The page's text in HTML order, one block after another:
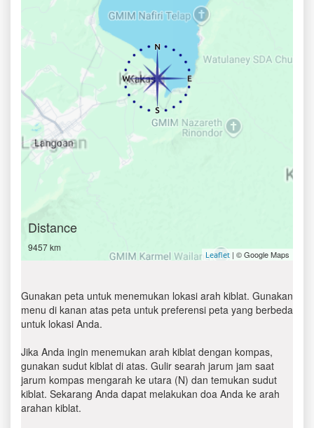
Distance
9457 km
Leaflet | © Google Maps
Gunakan peta untuk menemukan lokasi arah kiblat. Gunakan
menu di kanan atas peta untuk preferensi peta yang berbeda
untuk lokasi Anda.
Jika Anda ingin menemukan arah kiblat dengan kompas,
gunakan sudut kiblat di atas. Gulir searah jarum jam saat
jarum kompas mengarah ke utara (N) dan temukan sudut
kiblat. Sekarang Anda dapat melakukan doa Anda ke arah
arahan kiblat.